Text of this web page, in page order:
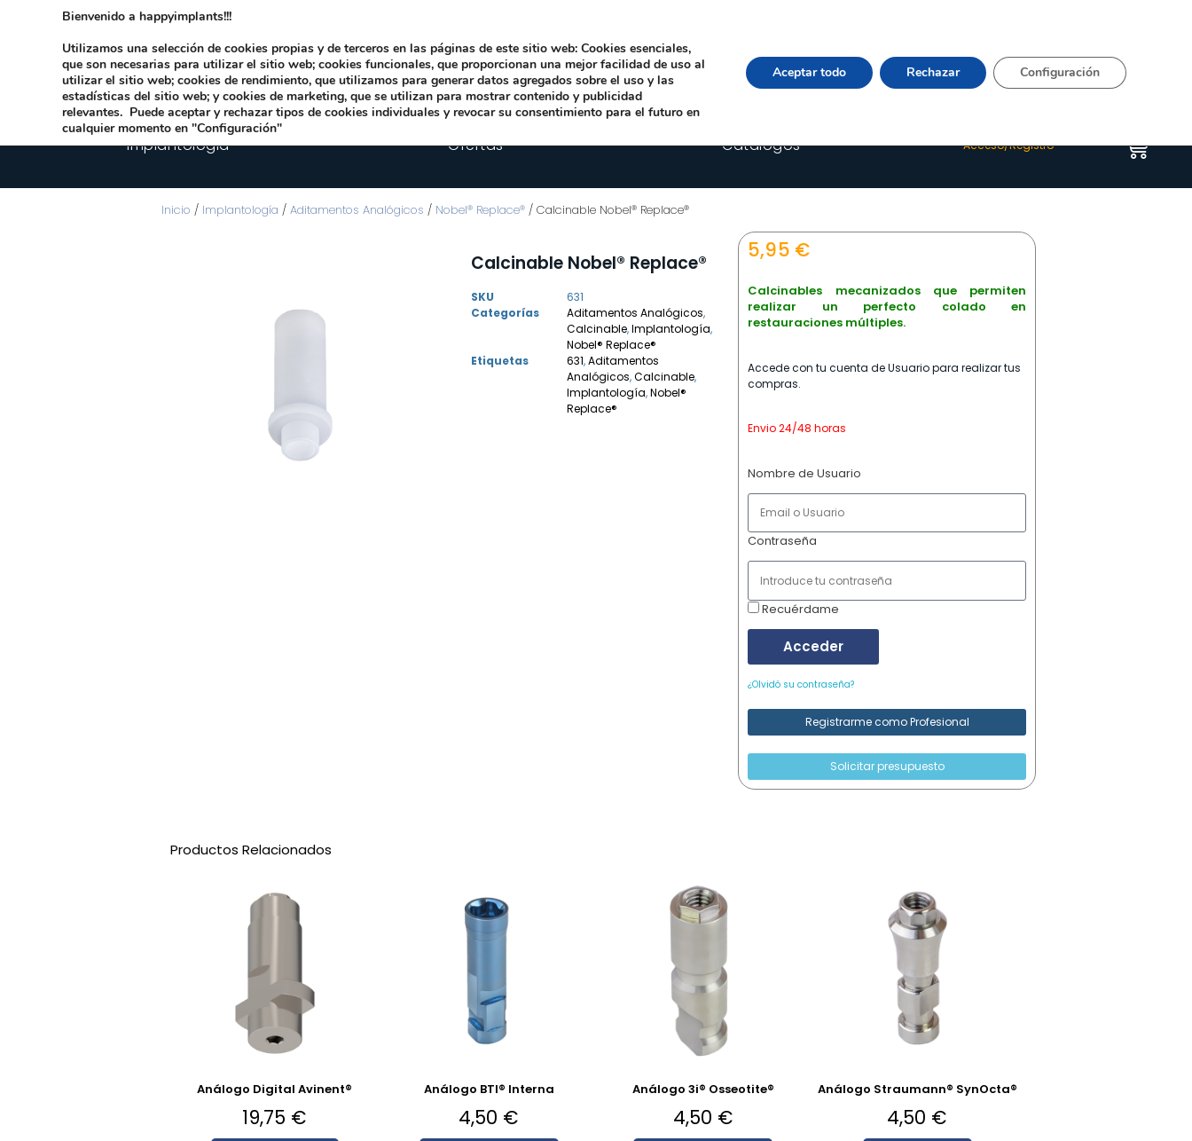
Dirección:
Quienes somos Happyblog Contacto
Implantologia Ofertas Catálogos Acceso/Registro
Inicio / Implantología / Aditamentos Analógicos / Nobel® Replace® / Calcinable Nobel® Replace®
Calcinable Nobel® Replace®
SKU
631
Categorías
Aditamentos Analógicos,
Calcinable,Implantología,
Nobel® Replace®
Etiquetas
631,Aditamentos
Analógicos,Calcinable,
Implantología,Nobel®
Replace®
5,95 €
Calcinables mecanizados que permiten
realizar un perfecto colado en
restauraciones múltiples.
Accede con tu cuenta de Usuario para realizar tus
compras.
Envio 24/48 horas
Nombre de Usuario
Contraseña
Recuérdame
Acceder
¿Olvidó su contraseña?
Registrarme como Profesional
Solicitar presupuesto
Productos Relacionados
Análogo Digital Avinent®
19,75 €
Análogo BTI® Interna
4,50 €
Análogo 3i® Osseotite®
4,50 €
Análogo Straumann® SynOcta®
4,50 €
Bienvenido a happyimplants!!!
Utilizamos una selección de cookies propias y de terceros en las páginas de este sitio web: Cookies esenciales,
que son necesarias para utilizar el sitio web; cookies funcionales, que proporcionan una mejor facilidad de uso al
utilizar el sitio web; cookies de rendimiento, que utilizamos para generar datos agregados sobre el uso y las
estadísticas del sitio web; y cookies de marketing, que se utilizan para mostrar contenido y publicidad
relevantes. Puede aceptar y rechazar tipos de cookies individuales y revocar su consentimiento para el futuro en
cualquier momento en "Configuración"
Aceptar todo Rechazar Configuración